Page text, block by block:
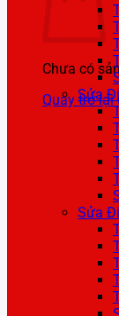
Chưa có
Quay trở lại
Sửa
Sửa